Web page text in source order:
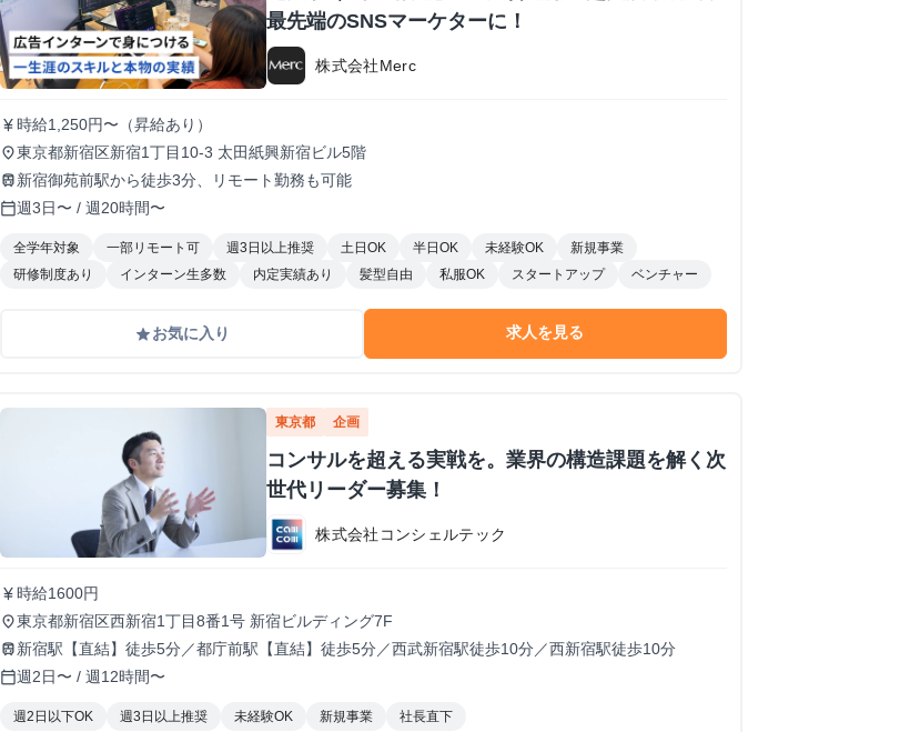
最先端のSNSマーケターに！
株式会社Merc
currency_yen時給1,250円〜（昇給あり）
place東京都新宿区新宿1丁目10-3 太田紙興新宿ビル5階
train 新宿御苑前駅から徒歩3分、リモート勤務も可能
calendar_today週3日〜 / 週20時間〜
全学年対象 一部リモート可 週3日以上推奨 土日OK 半日OK 未経験OK
新規事業
研修制度あり
インターン生多数 内定実績あり 髪型自由 私服OK スタートアップ ベンチャー
gradeお気に入り 求人を見る
東京都 企画
コンサルを超える実戦を。業界の構造課題を解く次
世代リーダー募集！
株式会社コンシェルテック
currency_yen時給1600円
place東京都新宿区西新宿1丁目8番1号 新宿ビルディング7F
train 新宿駅【直結】徒歩5分／都庁前駅【直結】徒歩5分／西武新宿駅徒歩10分／西新宿駅徒歩10分
calendar_today週2日〜 / 週12時間〜
週2日以下OK 週3日以上推奨 未経験OK 新規事業 社長直下